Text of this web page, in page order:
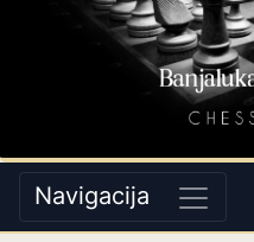
Navigacija